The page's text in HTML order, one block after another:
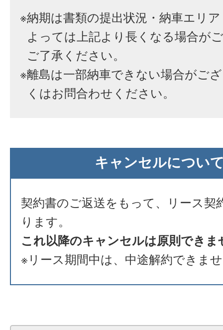
※納期は書類の提出状況・納車エリ
よっては上記より長くなる場合が
ご了承ください。
※離島は一部納車できない場合がご
くはお問合わせください。
キャンセルについ
契約書のご返送をもって、リース契
ります。
これ以降のキャンセルは原則できま
※リース期間中は、中途解約できま